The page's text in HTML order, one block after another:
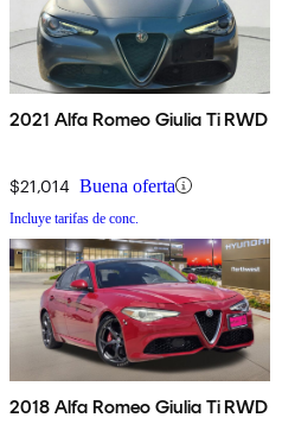
2021 Alfa Romeo Giulia Ti RWD
$21,014 Buena oferta
Incluye tarifas de conc.
2018 Alfa Romeo Giulia Ti RWD